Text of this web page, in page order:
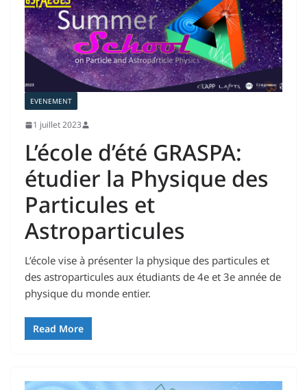
EVENEMENT
1 juillet 2023
L’école d’été GRASPA:
étudier la Physique des
Particules et
Astroparticules
L’école vise à présenter la physique des particules et
des astroparticules aux étudiants de 4e et 3e année de
physique du monde entier.
Read More